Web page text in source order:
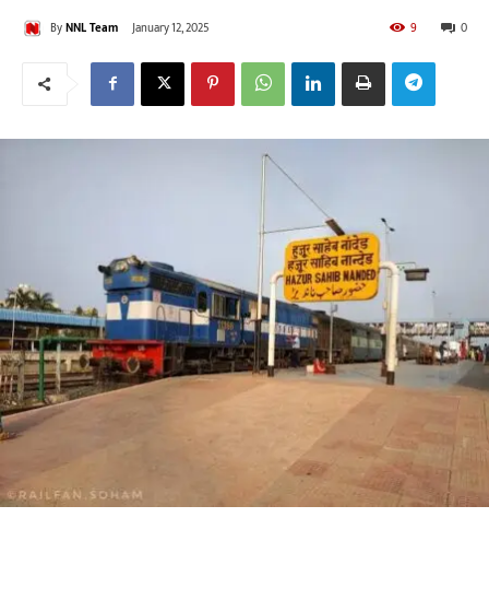
ByNNL Team January 12, 2025 0
9